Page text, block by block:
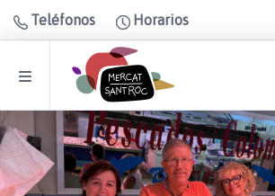
Teléfonos Horarios